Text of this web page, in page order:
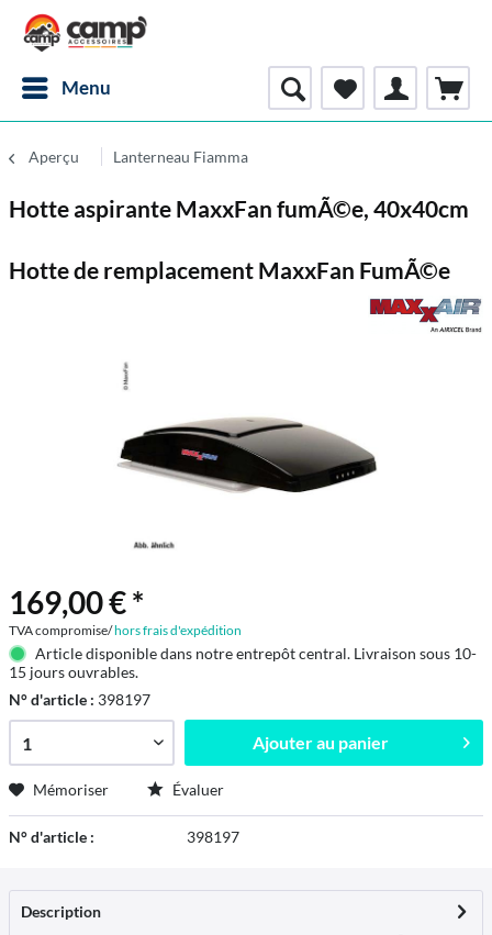
Menu
Aperçu Lanterneau Fiamma
Hotte aspirante MaxxFan fumÃ©e, 40x40cm
Hotte de remplacement MaxxFan FumÃ©e
169,00 € *
TVA compromise/hors frais d'expédition
Article disponible dans notre entrepôt central. Livraison sous 10-
15 jours ouvrables.
N° d'article : 398197
Ajouter au panier
Mémoriser Évaluer
N° d'article : 398197
Description